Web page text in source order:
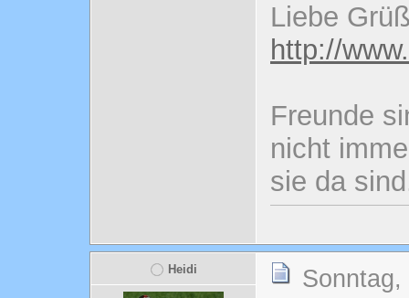
Liebe
http://
Freunde
nicht
sie da
Heidi